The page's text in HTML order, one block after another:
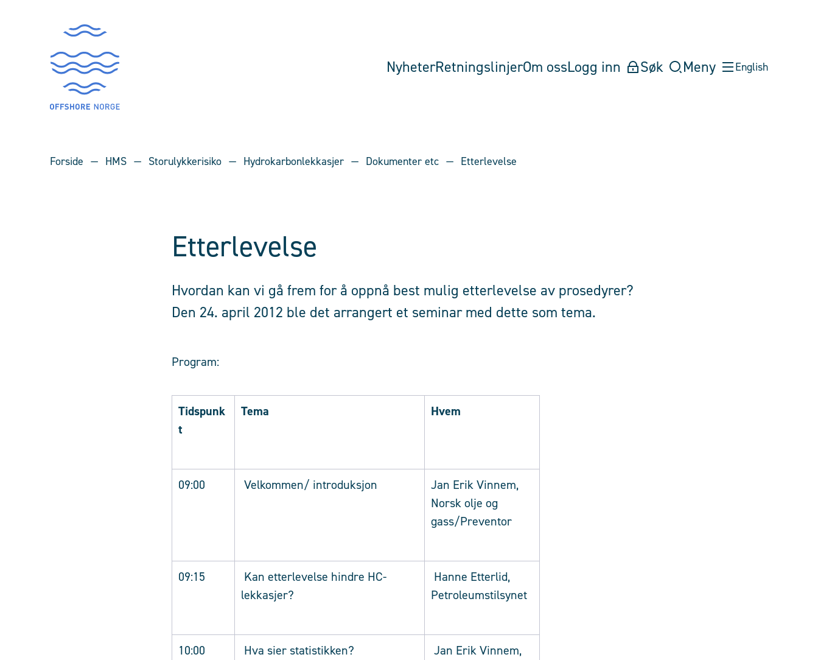
NyheterRetningslinjerOm ossLogg inn Søk Meny English
Forside HMS Storulykkerisiko Hydrokarbonlekkasjer Dokumenter etc Etterlevelse
Etterlevelse
Hvordan kan vi gå frem for å oppnå best mulig etterlevelse av prosedyrer?
Den 24. april 2012 ble det arrangert et seminar med dette som tema.
Program:
Tidspunk
t
Tema Hvem
09:00 Velkommen/ introduksjon
Jan Erik Vinnem,
Norsk olje og
gass/Preventor
09:15
Kan etterlevelse hindre HC-
lekkasjer?
Hanne Etterlid,
Petroleumstilsynet
10:00 Hva sier statistikken?
Jan Erik Vinnem,